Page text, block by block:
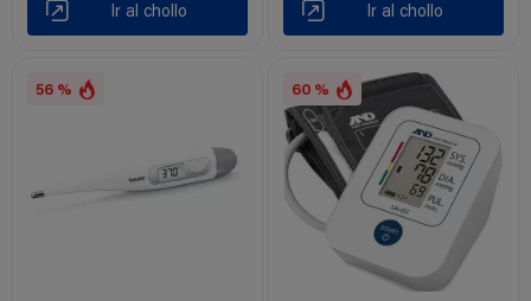
Ir al chollo Ir al chollo
56 % 60 %